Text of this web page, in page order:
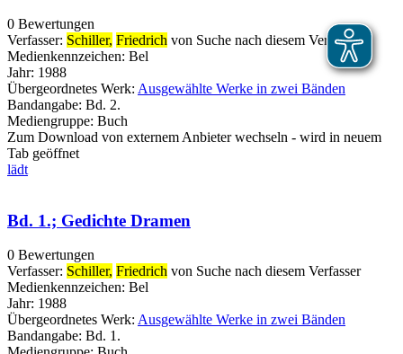
0 Bewertungen
Verfasser: Schiller, Friedrich von Suche nach diesem Verfasser
Medienkennzeichen: Bel
Jahr: 1988
Übergeordnetes Werk: Ausgewählte Werke in zwei Bänden
Bandangabe: Bd. 2.
Mediengruppe: Buch
Zum Download von externem Anbieter wechseln - wird in neuem
Tab geöffnet
lädt
Bd. 1.; Gedichte Dramen
0 Bewertungen
Verfasser: Schiller, Friedrich von Suche nach diesem Verfasser
Medienkennzeichen: Bel
Jahr: 1988
Übergeordnetes Werk: Ausgewählte Werke in zwei Bänden
Bandangabe: Bd. 1.